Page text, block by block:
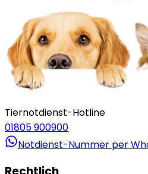
Tiernotdienst-Hotline
01805 900900
Notdienst-Nummer per